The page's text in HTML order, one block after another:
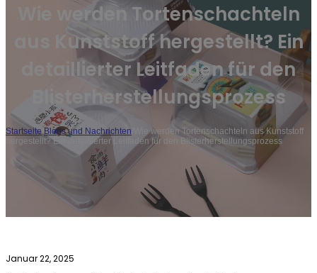
Wie werden Tortenschachteln
aus Kunststoff hergestellt? Ein
detaillierter Leitfaden für den
Blisterherstellungsprozess
Startseite/Blogs und Nachrichten
Wie werden Tortenschachteln aus Kunststoff
hergestellt? Ein detaillierter Leitfaden für den Blisterherstellungsprozess
Januar 22, 2025